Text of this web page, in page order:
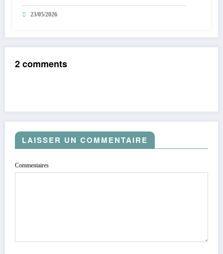
Croisette
23/05/2026
2 comments
LAISSER UN COMMENTAIRE
Commentaires